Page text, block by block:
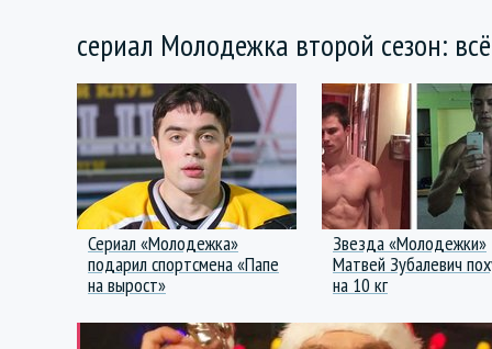
сериал Молодежка второй сезон:
Сериал «Молодежка»
подарил спортсмена «Папе
на вырост»
Звезда «Молодежки»
Матвей Зубалевич
на 10 кг